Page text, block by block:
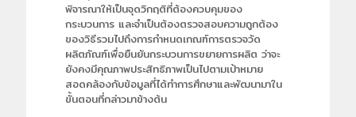
พิจารณาให้เป็นจุดวิกฤติที่ต้องควบคุมของ
กระบวนการ และจำเป็นต้องตรวจสอบความถูกต้อง
ของวิธีรวมไปถึงการกำหนดเกณฑ์การตรวจวัด
ผลิตภัณฑ์เพื่อยืนยันกระบวนการขยายการผลิต ว่าจะ
ยังคงมีคุณภาพประสิทธิภาพเป็นไปตามเป้าหมาย
สอดคล้องกับข้อมูลที่ได้ทำการศึกษาและพัฒนามาใน
ขั้นตอนที่กล่าวมาข้างต้น